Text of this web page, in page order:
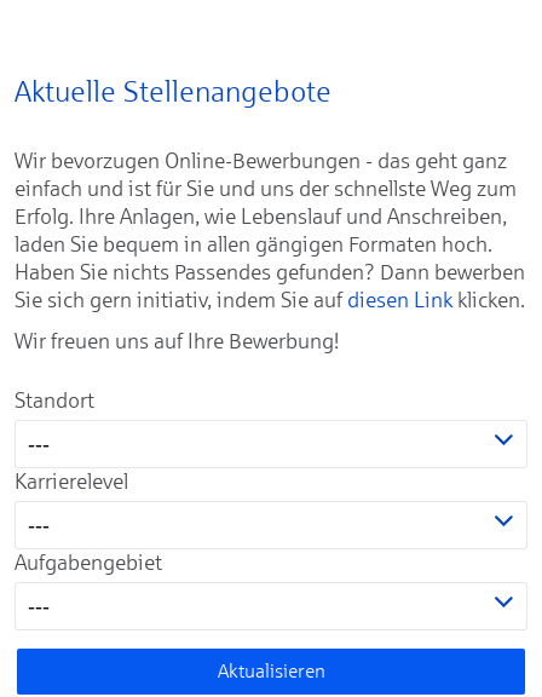
Aktuelle Stellenangebote
Wir bevorzugen Online-Bewerbungen - das geht ganz
einfach und ist für Sie und uns der schnellste Weg zum
Erfolg. Ihre Anlagen, wie Lebenslauf und Anschreiben,
laden Sie bequem in allen gängigen Formaten hoch.
Haben Sie nichts Passendes gefunden? Dann bewerben
Sie sich gern initiativ, indem Sie auf diesen Linkklicken.
Wir freuen uns auf Ihre Bewerbung!
Standort
---
Karrierelevel
---
Aufgabengebiet
---
Aktualisieren